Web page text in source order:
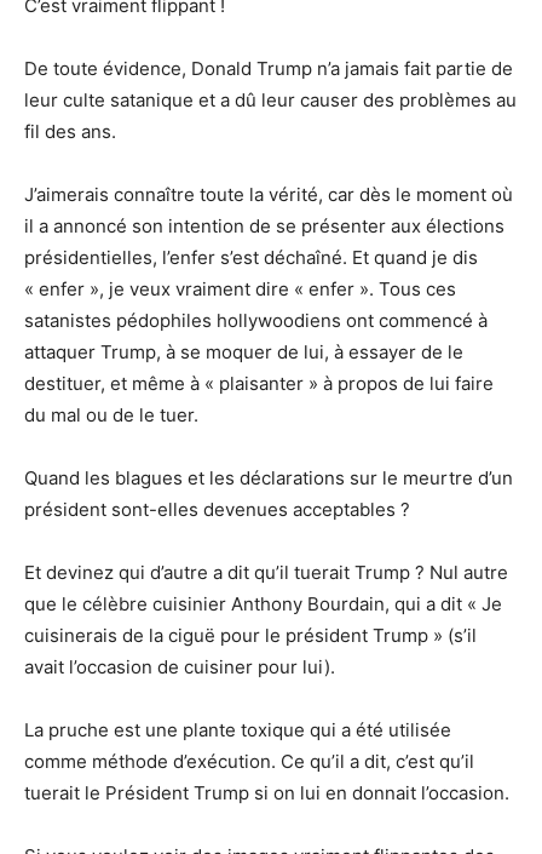
C’est vraiment flippant !
De toute évidence, Donald Trump n’a jamais fait partie de
leur culte satanique et a dû leur causer des problèmes au
fil des ans.
J’aimerais connaître toute la vérité, car dès le moment où
il a annoncé son intention de se présenter aux élections
présidentielles, l’enfer s’est déchaîné. Et quand je dis
« enfer », je veux vraiment dire « enfer ». Tous ces
satanistes pédophiles hollywoodiens ont commencé à
attaquer Trump, à se moquer de lui, à essayer de le
destituer, et même à « plaisanter » à propos de lui faire
du mal ou de le tuer.
Quand les blagues et les déclarations sur le meurtre d’un
président sont-elles devenues acceptables ?
Et devinez qui d’autre a dit qu’il tuerait Trump ? Nul autre
que le célèbre cuisinier Anthony Bourdain, qui a dit « Je
cuisinerais de la ciguë pour le président Trump » (s’il
avait l’occasion de cuisiner pour lui).
La pruche est une plante toxique qui a été utilisée
comme méthode d’exécution. Ce qu’il a dit, c’est qu’il
tuerait le Président Trump si on lui en donnait l’occasion.